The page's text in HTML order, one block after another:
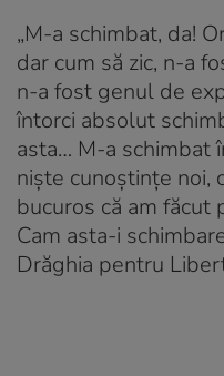
„M-a schimbat, da!
dar cum să zic, n-a
n-a fost genul de
întorci absolut
asta… M-a schimbat
niște cunoștințe noi,
bucuros că am
Cam asta-i
Drăghia pentru